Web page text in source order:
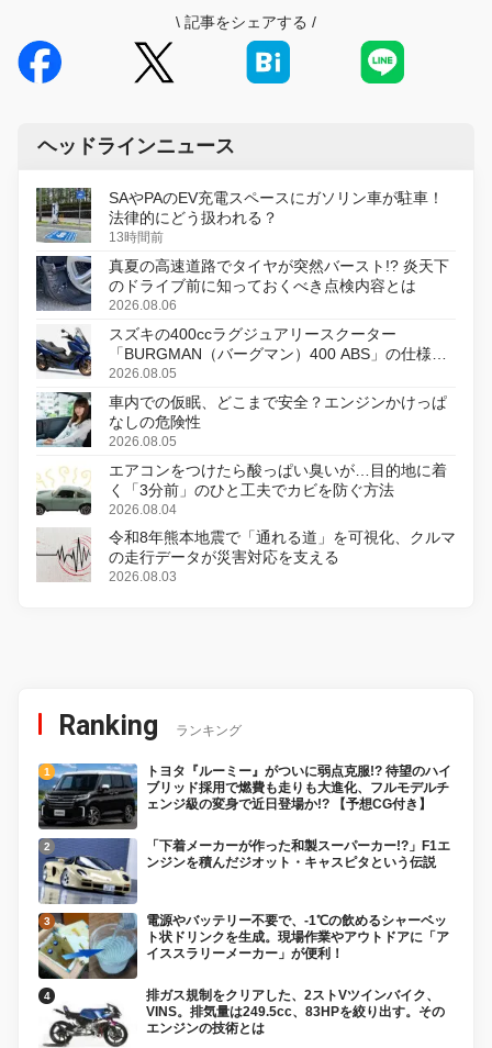
\ 記事をシェアする /
ヘッドラインニュース
SAやPAのEV充電スペースにガソリン車が駐車！
法律的にどう扱われる？
13時間前
真夏の高速道路でタイヤが突然バースト!? 炎天下
のドライブ前に知っておくべき点検内容とは
2026.08.06
スズキの400ccラグジュアリースクーター
「BURGMAN（バーグマン）400 ABS」の仕様を
変更し、8月18日に発売
2026.08.05
車内での仮眠、どこまで安全？エンジンかけっぱ
なしの危険性
2026.08.05
エアコンをつけたら酸っぱい臭いが…目的地に着
く「3分前」のひと工夫でカビを防ぐ方法
2026.08.04
令和8年熊本地震で「通れる道」を可視化、クルマ
の走行データが災害対応を支える
2026.08.03
Ranking ランキング
トヨタ『ルーミー』がついに弱点克服!? 待望のハイ
ブリッド採用で燃費も走りも大進化、フルモデルチ
ェンジ級の変身で近日登場か!? 【予想CG付き】
「下着メーカーが作った和製スーパーカー!?」F1エ
ンジンを積んだジオット・キャスピタという伝説
電源やバッテリー不要で、-1℃の飲めるシャーベッ
ト状ドリンクを生成。現場作業やアウトドアに「ア
イススラリーメーカー」が便利！
排ガス規制をクリアした、2ストVツインバイク、
VINS。排気量は249.5cc、83HPを絞り出す。その
エンジンの技術とは